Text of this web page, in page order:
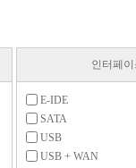
인터페
E-IDE
SATA
USB
USB + WAN